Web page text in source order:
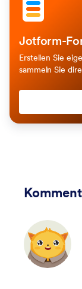
Jotform-
Erstellen Sie
sammeln Sie